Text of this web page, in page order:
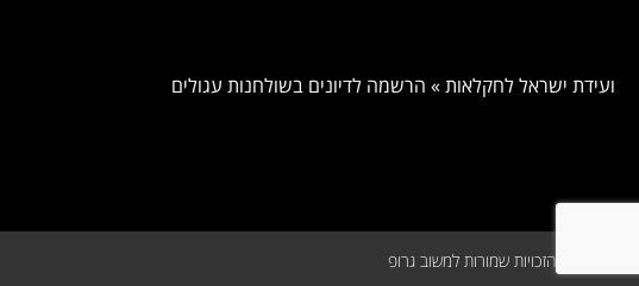
ועידת ישראל לחקלאות» הרשמה לדיונים בשולחנות עגולים